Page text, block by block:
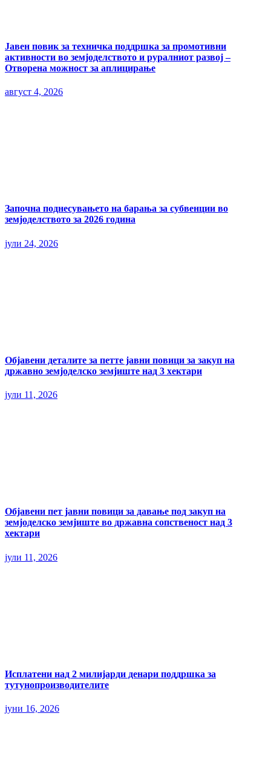
Јавен повик за техничка поддршка за промотивни
активности во земјоделството и руралниот развој –
Отворена можност за аплицирање
август 4, 2026
Започна поднесувањето на барања за субвенции во
земјоделството за 2026 година
јули 24, 2026
Објавени деталите за петте јавни повици за закуп на
државно земјоделско земјиште над 3 хектари
јули 11, 2026
Објавени пет јавни повици за давање под закуп на
земјоделско земјиште во државна сопственост над 3
хектари
јули 11, 2026
Исплатени над 2 милијарди денари поддршка за
тутунопроизводителите
јуни 16, 2026